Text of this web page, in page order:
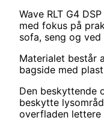
Wave RLT G4
med fokus på
sofa, seng og ved
Materialet består
bagside med
Den beskyttende
beskytte
overfladen lettere